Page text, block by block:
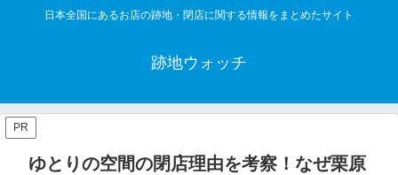
日本全国にあるお店の跡地・閉店に関する情報をまとめたサイト
跡地ウォッチ
PR
ゆとりの空間の閉店理由を考察！なぜ栗原